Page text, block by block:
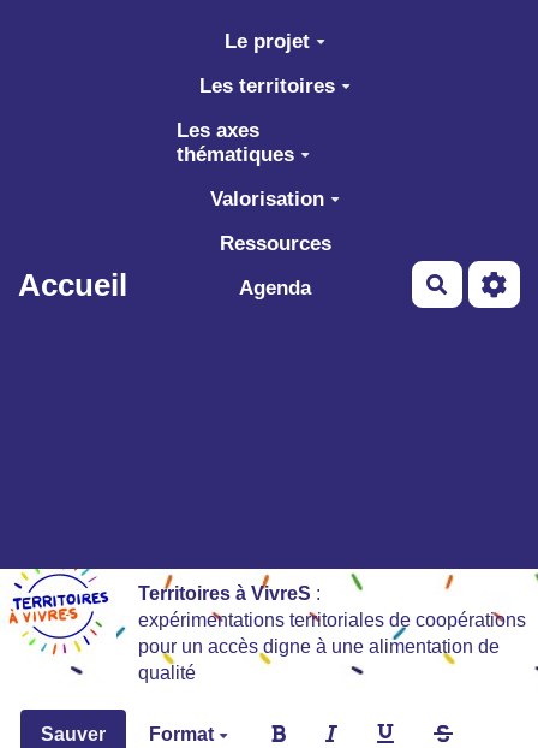
Aller au contenu principal
Accueil
Le projet
Les territoires
Les axes
thématiques
Valorisation
Ressources
Agenda
Territoires à VivreS :
expérimentations territoriales de coopérations
pour un accès digne à une alimentation de
qualité
Sauver Format